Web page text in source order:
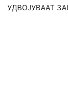
УДВОЈУВААТ